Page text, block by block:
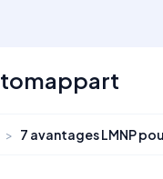
tomappart
> 7 avantages LMNP